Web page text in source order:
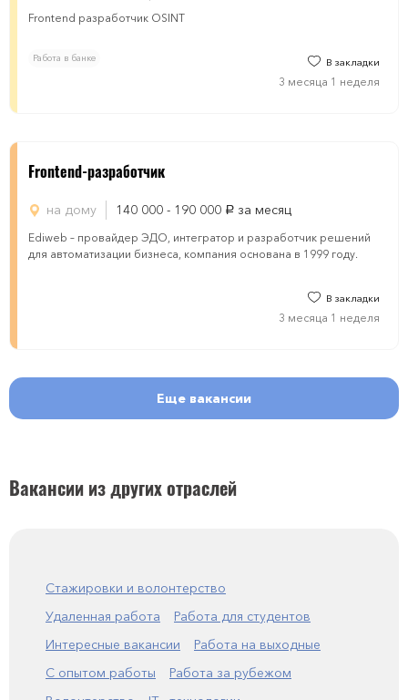
Frontend разработчик OSINT
Работа в банке В закладки
3 месяца 1 неделя
Frontend-разработчик
на дому 140 000 - 190 000 руб. за месяц
Ediweb – провайдер ЭДО, интегратор и разработчик решений
для автоматизации бизнеса, компания основана в 1999 году.
В закладки
3 месяца 1 неделя
Еще вакансии
Вакансии из других отраслей
Стажировки и волонтерство
Удаленная работа
Работа для студентов
Интересные вакансии
Работа на выходные
С опытом работы
Работа за рубежом